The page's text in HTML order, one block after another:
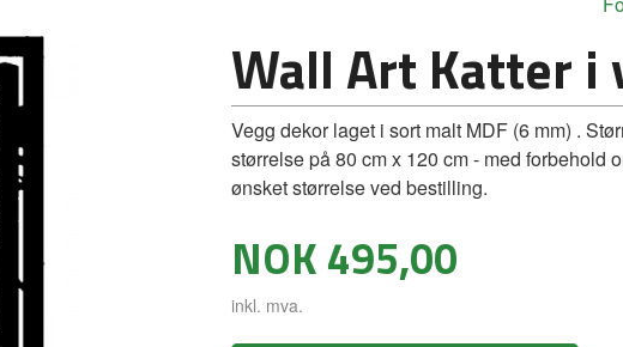
Wall Art Katter i
Vegg dekor laget i sort malt MDF (6 mm) .
størrelse på 80 cm x 120 cm - med forbehold
ønsket størrelse ved bestilling.
Pris
NOK495,00
inkl. mva.